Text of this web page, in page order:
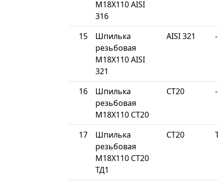
М18Х110 AISI
316
15
Шпилька
резьбовая
М18Х110 AISI
321
AISI 321 -
16
Шпилька
резьбовая
М18Х110 СТ20
СТ20 -
17
Шпилька
резьбовая
М18Х110 СТ20
ТД1
СТ20